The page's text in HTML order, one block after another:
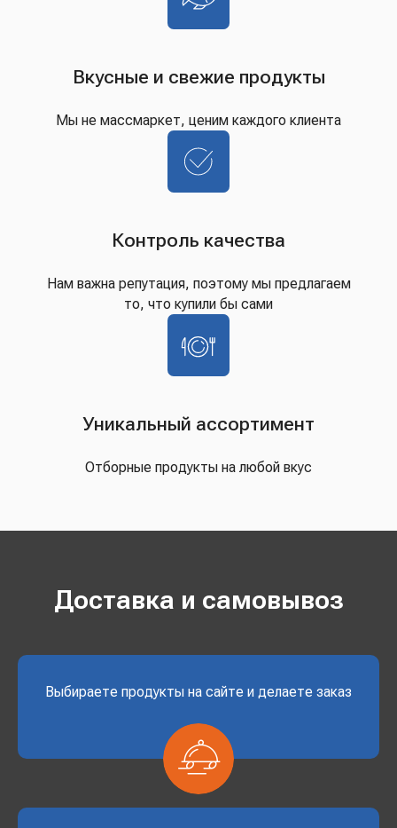
Вкусные и свежие продукты
Мы не массмаркет, ценим каждого клиента
Контроль качества
Нам важна репутация, поэтому мы предлагаем
то, что купили бы сами
Уникальный ассортимент
Отборные продукты на любой вкус
Доставка и самовывоз
Выбираете продукты на сайте и делаете заказ